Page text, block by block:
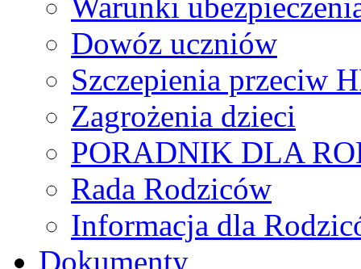
Warunki
Dowóz uczniów
Szczepienia przeciw
Zagrożenia dzieci
PORADNIK DLA
Rada Rodziców
Іnformacja dla
Dokumenty